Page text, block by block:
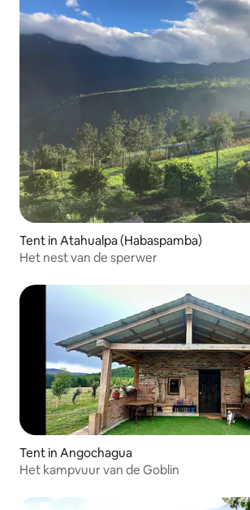
Tent in Atahualpa (Habaspamba)
Het nest van de sperwer
Tent in Angochagua
Het kampvuur van de Goblin